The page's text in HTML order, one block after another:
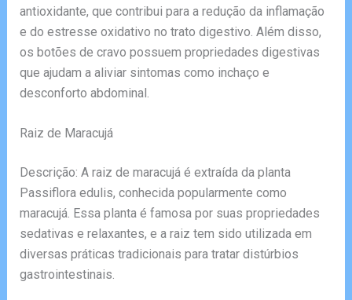
antioxidante, que contribui para a redução da inflamação
e do estresse oxidativo no trato digestivo. Além disso,
os botões de cravo possuem propriedades digestivas
que ajudam a aliviar sintomas como inchaço e
desconforto abdominal.
Raiz de Maracujá
Descrição: A raiz de maracujá é extraída da planta
Passiflora edulis, conhecida popularmente como
maracujá. Essa planta é famosa por suas propriedades
sedativas e relaxantes, e a raiz tem sido utilizada em
diversas práticas tradicionais para tratar distúrbios
gastrointestinais.